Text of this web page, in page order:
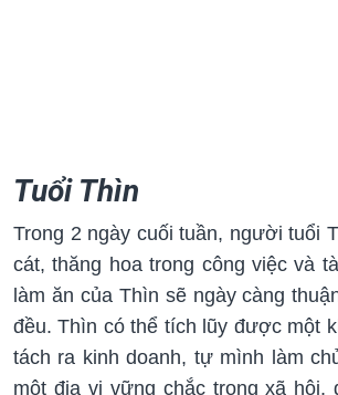
Tuổi Thìn
Trong 2 ngày cuối tuần, người tuổi
cát, thăng hoa trong công việc và
làm ăn của Thìn sẽ ngày càng
đều. Thìn có thể tích lũy được một
tách ra kinh doanh, tự mình làm
một địa vị vững chắc trong xã hội,